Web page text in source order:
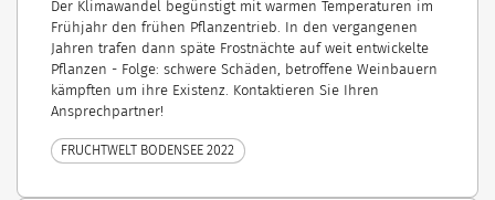
Der Klimawandel begünstigt mit warmen Temperaturen im
Frühjahr den frühen Pflanzentrieb. In den vergangenen
Jahren trafen dann späte Frostnächte auf weit entwickelte
Pflanzen - Folge: schwere Schäden, betroffene Weinbauern
kämpften um ihre Existenz. Kontaktieren Sie Ihren
Ansprechpartner!
FRUCHTWELT BODENSEE 2022